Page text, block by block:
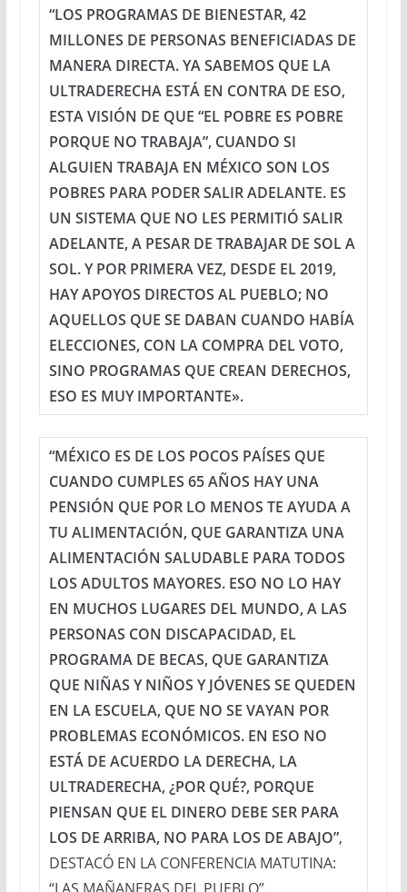
“LOS PROGRAMAS DE BIENESTAR, 42
MILLONES DE PERSONAS BENEFICIADAS DE
MANERA DIRECTA. YA SABEMOS QUE LA
ULTRADERECHA ESTÁ EN CONTRA DE ESO,
ESTA VISIÓN DE QUE “EL POBRE ES POBRE
PORQUE NO TRABAJA”, CUANDO SI
ALGUIEN TRABAJA EN MÉXICO SON LOS
POBRES PARA PODER SALIR ADELANTE. ES
UN SISTEMA QUE NO LES PERMITIÓ SALIR
ADELANTE, A PESAR DE TRABAJAR DE SOL A
SOL. Y POR PRIMERA VEZ, DESDE EL 2019,
HAY APOYOS DIRECTOS AL PUEBLO; NO
AQUELLOS QUE SE DABAN CUANDO HABÍA
ELECCIONES, CON LA COMPRA DEL VOTO,
SINO PROGRAMAS QUE CREAN DERECHOS,
ESO ES MUY IMPORTANTE».
“MÉXICO ES DE LOS POCOS PAÍSES QUE
CUANDO CUMPLES 65 AÑOS HAY UNA
PENSIÓN QUE POR LO MENOS TE AYUDA A
TU ALIMENTACIÓN, QUE GARANTIZA UNA
ALIMENTACIÓN SALUDABLE PARA TODOS
LOS ADULTOS MAYORES. ESO NO LO HAY
EN MUCHOS LUGARES DEL MUNDO, A LAS
PERSONAS CON DISCAPACIDAD, EL
PROGRAMA DE BECAS, QUE GARANTIZA
QUE NIÑAS Y NIÑOS Y JÓVENES SE QUEDEN
EN LA ESCUELA, QUE NO SE VAYAN POR
PROBLEMAS ECONÓMICOS. EN ESO NO
ESTÁ DE ACUERDO LA DERECHA, LA
ULTRADERECHA, ¿POR QUÉ?, PORQUE
PIENSAN QUE EL DINERO DEBE SER PARA
LOS DE ARRIBA, NO PARA LOS DE ABAJO”,
DESTACÓ EN LA CONFERENCIA MATUTINA: